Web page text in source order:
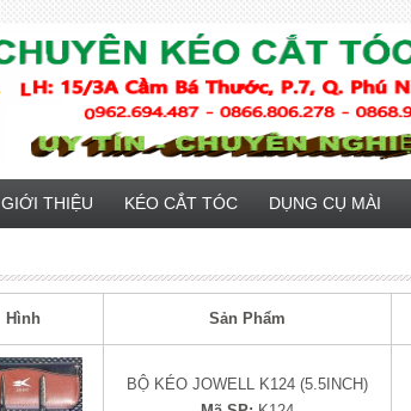
Hình Sản Phẩm
BỘ KÉO JOWELL K124 (5.5INCH)
GIỚI THIỆU KÉO CẮT TÓC DỤNG CỤ MÀI